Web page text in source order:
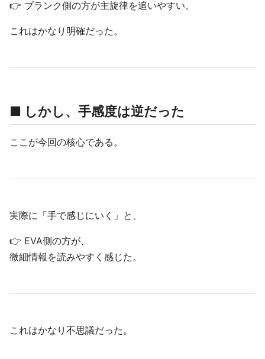
👉 ブランク側の方が主旋律を追いやすい。
これはかなり明確だった。
■ しかし、手感度は逆だった
ここが今回の核心である。
実際に「手で感じにいく」と、
👉 EVA側の方が、
微細情報を読みやすく感じた。
これはかなり不思議だった。